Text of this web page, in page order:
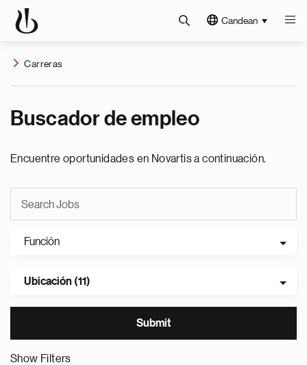
Candean
Carreras
Buscador de empleo
Encuentre oportunidades en Novartis a continuación.
Función
Ubicación (11)
Show Filters